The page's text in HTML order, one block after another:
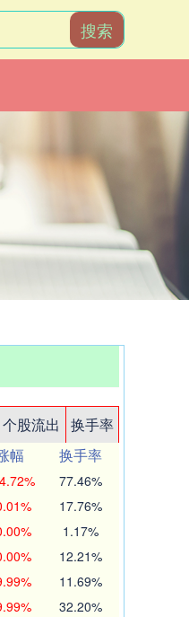
搜索
个股流出
换手率
幅
换手率
77.46%
17.76%
1.17%
12.21%
11.69%
32.20%